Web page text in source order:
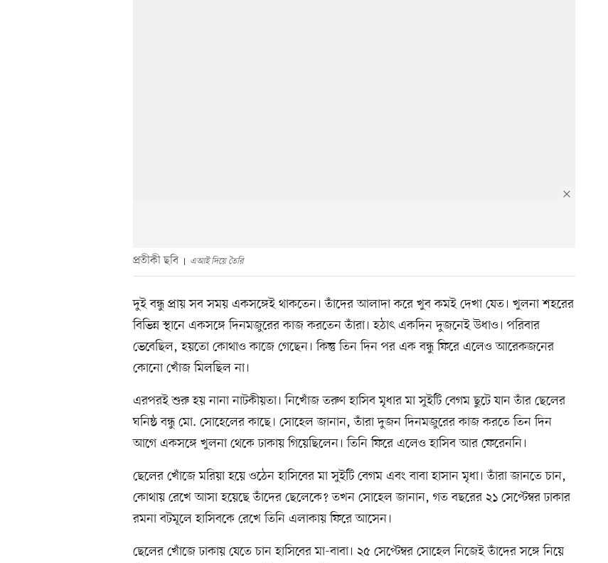
প্রতীকী ছবি এআই দিয়ে তৈরি
দুই বন্ধু প্রায় সব সময় একসঙ্গেই থাকতেন। তাঁদের আলাদা করে খুব কমই দেখা যেত। খুলনা শহরের
বিভিন্ন স্থানে একসঙ্গে দিনমজুরের কাজ করতেন তাঁরা। হঠাৎ একদিন দুজনেই উধাও। পরিবার
ভেবেছিল, হয়তো কোথাও কাজে গেছেন। কিন্তু তিন দিন পর এক বন্ধু ফিরে এলেও আরেকজনের
কোনো খোঁজ মিলছিল না।
এরপরই শুরু হয় নানা নাটকীয়তা। নিখোঁজ তরুণ হাসিব মৃধার মা সুইটি বেগম ছুটে যান তাঁর ছেলের
ঘনিষ্ঠ বন্ধু মো. সোহেলের কাছে। সোহেল জানান, তাঁরা দুজন দিনমজুরের কাজ করতে তিন দিন
আগে একসঙ্গে খুলনা থেকে ঢাকায় গিয়েছিলেন। তিনি ফিরে এলেও হাসিব আর ফেরেননি।
ছেলের খোঁজে মরিয়া হয়ে ওঠেন হাসিবের মা সুইটি বেগম এবং বাবা হাসান মৃধা। তাঁরা জানতে চান,
কোথায় রেখে আসা হয়েছে তাঁদের ছেলেকে? তখন সোহেল জানান, গত বছরের ২১ সেপ্টেম্বর ঢাকার
রমনা বটমূলে হাসিবকে রেখে তিনি এলাকায় ফিরে আসেন।
ছেলের খোঁজে ঢাকায় যেতে চান হাসিবের মা-বাবা। ২৫ সেপ্টেম্বর সোহেল নিজেই তাঁদের সঙ্গে নিয়ে